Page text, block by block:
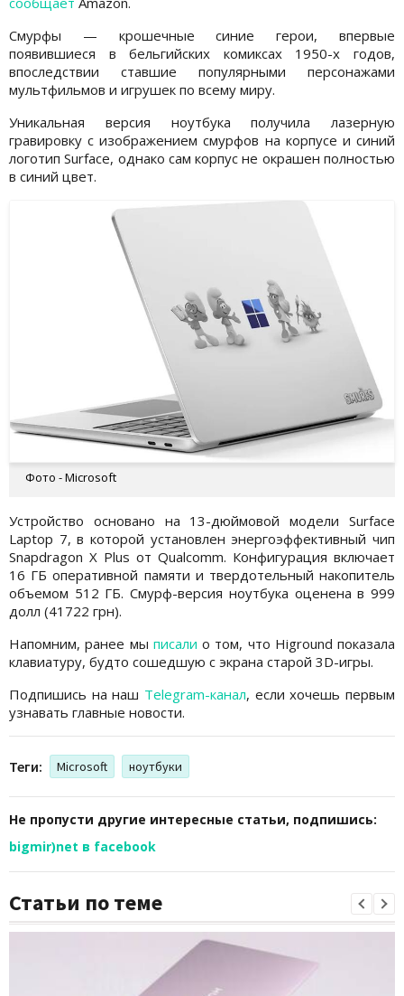
Смурфы — крошечные синие герои, впервые
появившиеся в бельгийских комиксах 1950-х годов,
впоследствии ставшие популярными персонажами
мультфильмов и игрушек по всему миру.
Уникальная версия ноутбука получила лазерную
гравировку с изображением смурфов на корпусе и синий
логотип Surface, однако сам корпус не окрашен полностью
в синий цвет.
Фото - Microsoft
Устройство основано на 13-дюймовой модели Surface
Laptop 7, в которой установлен энергоэффективный чип
Snapdragon X Plus от Qualcomm. Конфигурация включает
16 ГБ оперативной памяти и твердотельный накопитель
объемом 512 ГБ. Смурф-версия ноутбука оценена в 999
долл (41722 грн).
Напомним, ранее мы писали о том, что Higround показала
клавиатуру, будто сошедшую с экрана старой 3D-игры.
Подпишись на наш Telegram-канал, если хочешь первым
узнавать главные новости.
Теги: Microsoft ноутбуки
Не пропусти другие интересные статьи, подпишись:
bigmir)net в facebook
Статьи по теме